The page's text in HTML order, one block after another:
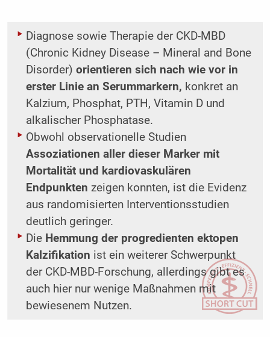
Diagnose sowie Therapie der CKD-MBD
(Chronic Kidney Disease – Mineral and Bone
Disorder) orientieren sich nach wie vor in
erster Linie an Serummarkern, konkret an
Kalzium, Phosphat, PTH, Vitamin D und
alkalischer Phosphatase.
Obwohl observationelle Studien
Assoziationen aller dieser Marker mit
Mortalität und kardiovaskulären
Endpunkten zeigen konnten, ist die Evidenz
aus randomisierten Interventionsstudien
deutlich geringer.
Die Hemmung der progredienten ektopen
Kalzifikation ist ein weiterer Schwerpunkt
der CKD-MBD-Forschung, allerdings gibt es
auch hier nur wenige Maßnahmen mit
bewiesenem Nutzen.